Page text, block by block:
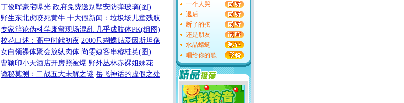
丁俊晖豪宅曝光 政府免费送别墅安防弹玻璃(图)
野生东北虎咬死黄牛 十大假新闻：垃圾场儿童残肢
专家辩论伪科学废留现场混乱 几乎成肢体PK(组图)
校花口述：高中时献初夜 2000只蝴蝶贴爱因斯坦像
女白领祼体聚会放纵肉体 尚雯婕客串穆桂英(图)
曹颖印小天酒店开房照被爆 野外丛林赤裸姐妹花
诡秘莫测：二战五大未解之谜 岳飞神话的虚假之处
一个人哭
退后
断了的弦
还是朋友
水晶蜻蜓
唱给你的歌